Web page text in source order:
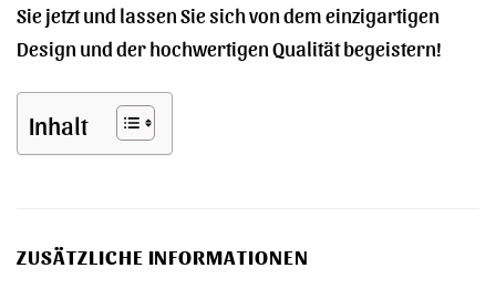
Sie jetzt und lassen Sie sich von dem einzigartigen
Design und der hochwertigen Qualität begeistern!
Inhalt
ZUSÄTZLICHE INFORMATIONEN